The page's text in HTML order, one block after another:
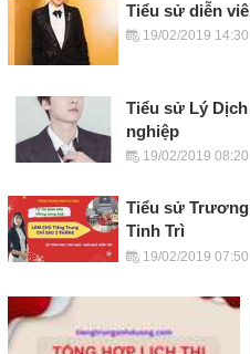
Tiểu sử diễn
19/02/2019 14:30
Tiểu sử Lý
nghiệp
19/02/2019 08:20
Tiểu sử
Tinh Trì
19/02/2019 07:50